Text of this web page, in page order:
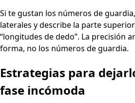
Si te gustan los números de
laterales y describe la parte
“longitudes de dedo”. La precisión
forma, no los números de guardia.
Estrategias para
fase incómoda